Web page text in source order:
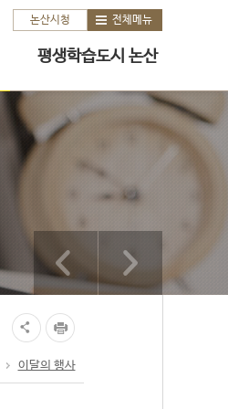
논산시청 전체메뉴
평생학습도시 논산
이달의 행사